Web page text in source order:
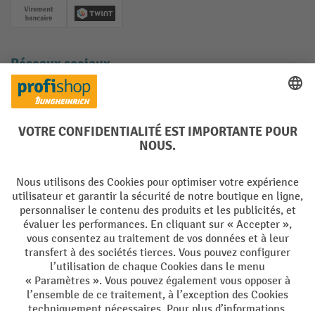
Paiement anticipé
Twint
Réseaux sociaux
Facebook
YouTube
LinkedInInstagram
Conditions générales de vente Mentions Légales
Protection des Données Politique de cookies
All prices excl. VAT plusshipping costsand possible delivery charges,